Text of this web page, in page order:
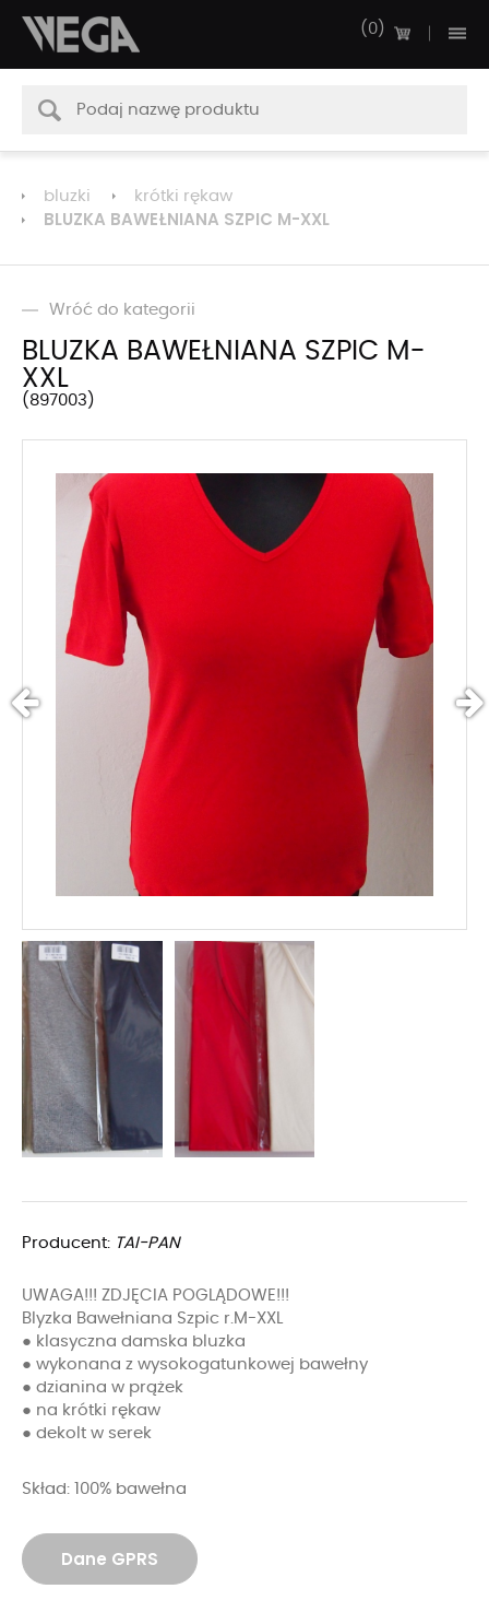
0
bluzki krótki rękaw
BLUZKA BAWEŁNIANA SZPIC M-XXL
Wróć do kategorii
BLUZKA BAWEŁNIANA SZPIC M-
XXL
897003
Producent: TAI-PAN
UWAGA!!! ZDJĘCIA POGLĄDOWE!!!
Blyzka Bawełniana Szpic r.M-XXL
● klasyczna damska bluzka
● wykonana z wysokogatunkowej bawełny
● dzianina w prążek
● na krótki rękaw
● dekolt w serek
Skład: 100% bawełna
Dane GPRS